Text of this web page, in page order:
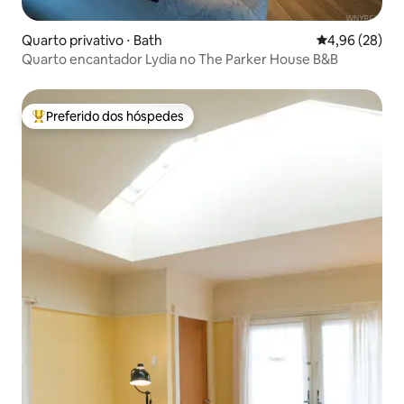
Quarto privativo ⋅ Bath 4,96 de uma
4,96 (28)
Quarto encantador Lydia no The Parker House B&B
Entre os melhores preferidos dos hóspedes
Preferido dos hóspedes